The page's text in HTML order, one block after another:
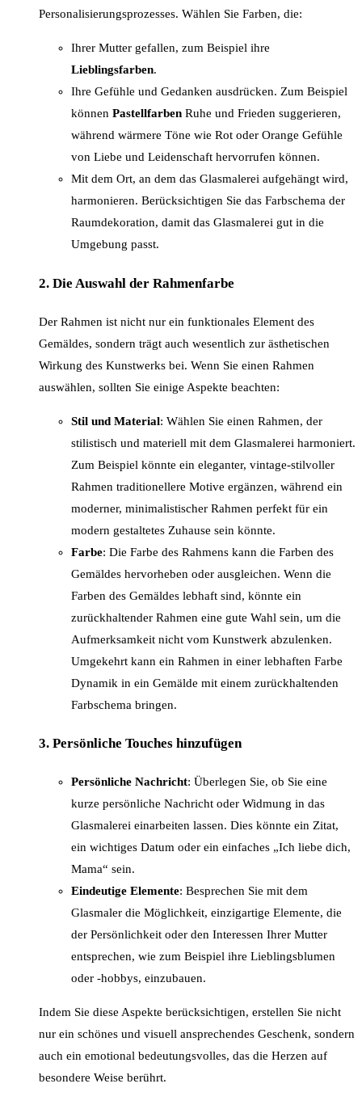
Personalisierungsprozesses. Wählen Sie Farben, die:
Ihrer Mutter gefallen, zum Beispiel ihre
Lieblingsfarben.
Ihre Gefühle und Gedanken ausdrücken. Zum Beispiel
können Pastellfarben Ruhe und Frieden suggerieren,
während wärmere Töne wie Rot oder Orange Gefühle
von Liebe und Leidenschaft hervorrufen können.
Mit dem Ort, an dem das Glasmalerei aufgehängt wird,
harmonieren. Berücksichtigen Sie das Farbschema der
Raumdekoration, damit das Glasmalerei gut in die
Umgebung passt.
2. Die Auswahl der Rahmenfarbe
Der Rahmen ist nicht nur ein funktionales Element des
Gemäldes, sondern trägt auch wesentlich zur ästhetischen
Wirkung des Kunstwerks bei. Wenn Sie einen Rahmen
auswählen, sollten Sie einige Aspekte beachten:
Stil und Material: Wählen Sie einen Rahmen, der
stilistisch und materiell mit dem Glasmalerei harmoniert.
Zum Beispiel könnte ein eleganter, vintage-stilvoller
Rahmen traditionellere Motive ergänzen, während ein
moderner, minimalistischer Rahmen perfekt für ein
modern gestaltetes Zuhause sein könnte.
Farbe: Die Farbe des Rahmens kann die Farben des
Gemäldes hervorheben oder ausgleichen. Wenn die
Farben des Gemäldes lebhaft sind, könnte ein
zurückhaltender Rahmen eine gute Wahl sein, um die
Aufmerksamkeit nicht vom Kunstwerk abzulenken.
Umgekehrt kann ein Rahmen in einer lebhaften Farbe
Dynamik in ein Gemälde mit einem zurückhaltenden
Farbschema bringen.
3. Persönliche Touches hinzufügen
Persönliche Nachricht: Überlegen Sie, ob Sie eine
kurze persönliche Nachricht oder Widmung in das
Glasmalerei einarbeiten lassen. Dies könnte ein Zitat,
ein wichtiges Datum oder ein einfaches „Ich liebe dich,
Mama“ sein.
Eindeutige Elemente: Besprechen Sie mit dem
Glasmaler die Möglichkeit, einzigartige Elemente, die
der Persönlichkeit oder den Interessen Ihrer Mutter
entsprechen, wie zum Beispiel ihre Lieblingsblumen
oder -hobbys, einzubauen.
Indem Sie diese Aspekte berücksichtigen, erstellen Sie nicht
nur ein schönes und visuell ansprechendes Geschenk, sondern
auch ein emotional bedeutungsvolles, das die Herzen auf
besondere Weise berührt.